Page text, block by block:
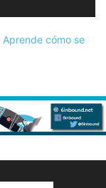
Aprende cómo se